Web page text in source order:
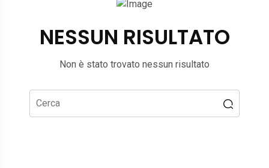
NESSUN RISULTATO
Non è stato trovato nessun risultato